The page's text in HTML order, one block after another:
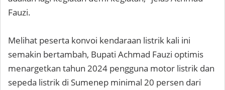
Fauzi.
Melihat peserta konvoi kendaraan listrik kali ini
semakin bertambah, Bupati Achmad Fauzi optimis
menargetkan tahun 2024 pengguna motor listrik dan
sepeda listrik di Sumenep minimal 20 persen dari